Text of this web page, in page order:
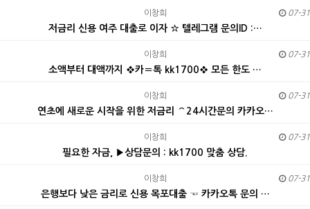
이창희 07-31
저금리 신용 여주 대출로 이자 ☆ 텔레그램 문의ID :…
이창희 07-31
소액부터 대액까지 ❖카〓톡 kk1700❖ 모든 한도 …
이창희 07-31
연초에 새로운 시작을 위한 저금리 ⌒24시간문의 카카오…
이창희 07-31
필요한 자금, ▶상담문의 : kk1700 맞춤 상담.
이창희 07-31
은행보다 낮은 금리로 신용 목포대출 ☜ 카카오톡 문의 …